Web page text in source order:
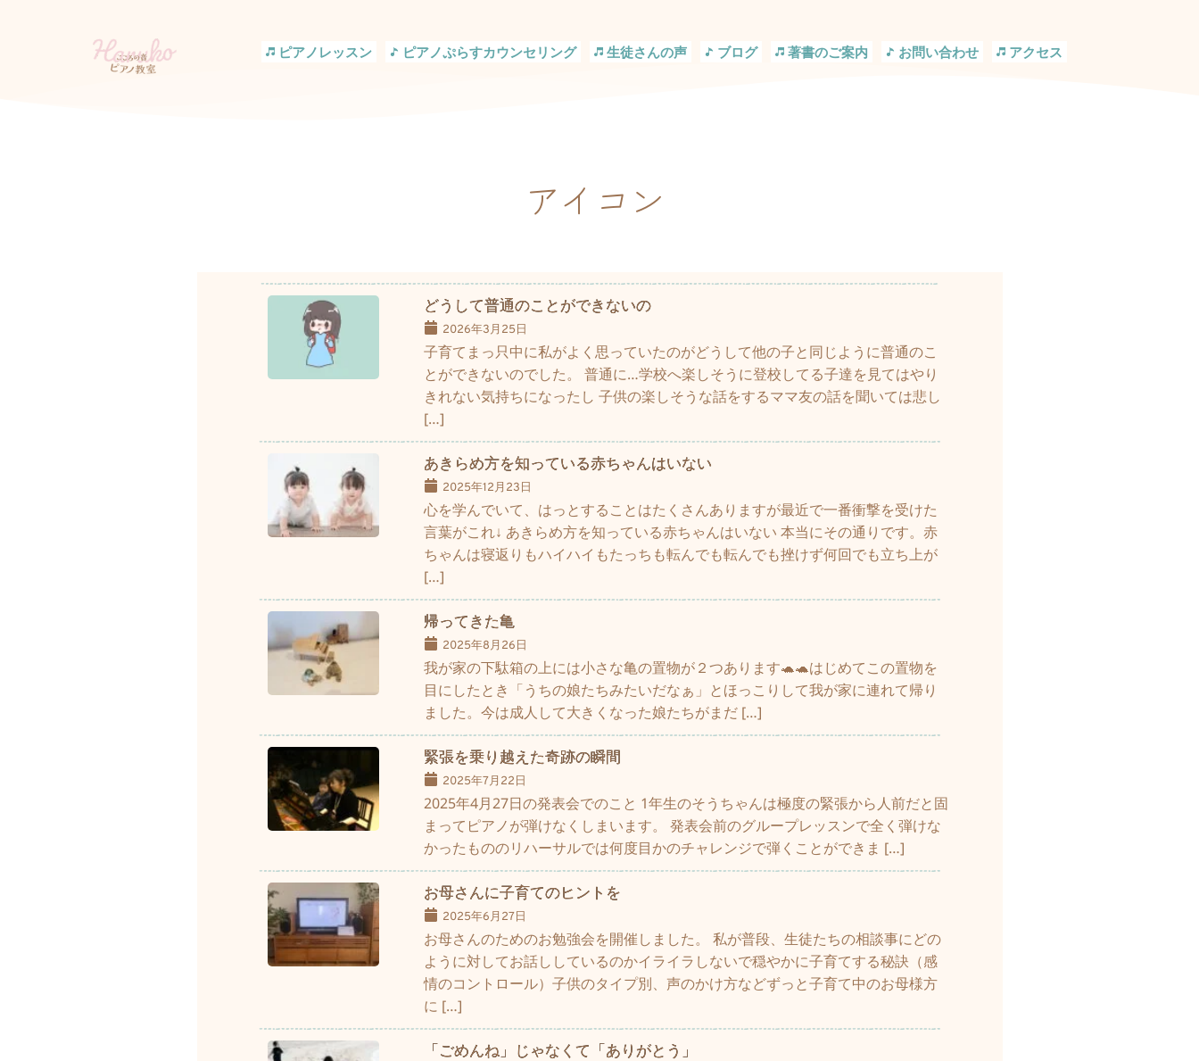
ピアノレッスン ピアノぷらすカウンセリング 生徒さんの声 ブログ 著書のご案内 お問い合わせ アクセス
アイコン
どうして普通のことができないの
2026年3月25日
子育てまっ只中に私がよく思っていたのがどうして他の子と同じように普通のこ
とができないのでした。 普通に…学校へ楽しそうに登校してる子達を見てはやり
きれない気持ちになったし 子供の楽しそうな話をするママ友の話を聞いては悲し
[…]
あきらめ方を知っている赤ちゃんはいない
2025年12月23日
心を学んでいて、はっとすることはたくさんありますが最近で一番衝撃を受けた
言葉がこれ↓ あきらめ方を知っている赤ちゃんはいない 本当にその通りです。赤
ちゃんは寝返りもハイハイもたっちも転んでも転んでも挫けず何回でも立ち上が
[…]
帰ってきた亀
2025年8月26日
我が家の下駄箱の上には小さな亀の置物が２つあります🐢🐢はじめてこの置物を
目にしたとき「うちの娘たちみたいだなぁ」とほっこりして我が家に連れて帰り
ました。今は成人して大きくなった娘たちがまだ […]
緊張を乗り越えた奇跡の瞬間
2025年7月22日
2025年4月27日の発表会でのこと 1年生のそうちゃんは極度の緊張から人前だと固
まってピアノが弾けなくしまいます。 発表会前のグループレッスンで全く弾けな
かったもののリハーサルでは何度目かのチャレンジで弾くことができま […]
お母さんに子育てのヒントを
2025年6月27日
お母さんのためのお勉強会を開催しました。 私が普段、生徒たちの相談事にどの
ように対してお話ししているのかイライラしないで穏やかに子育てする秘訣（感
情のコントロール）子供のタイプ別、声のかけ方などずっと子育て中のお母様方
に […]
「ごめんね」じゃなくて「ありがとう」